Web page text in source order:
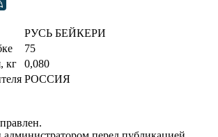
РУСЬ БЕЙКЕРИ
75
кг
0,080
РОССИЯ